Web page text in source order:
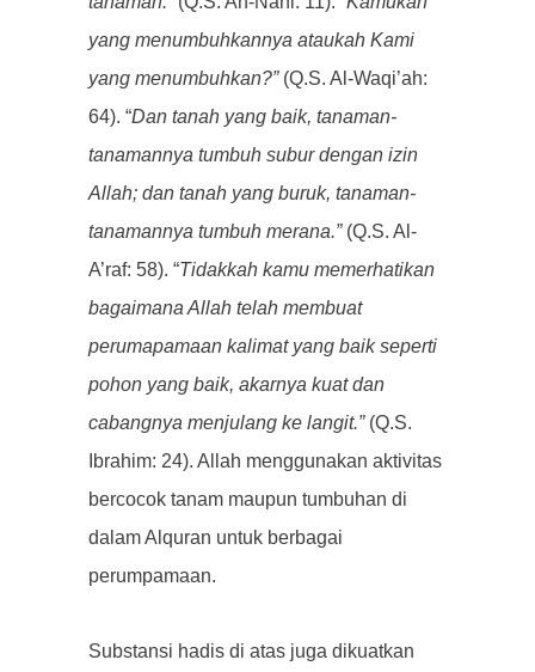
yang menumbuhkannya ataukah Kami
yang menumbuhkan?” (Q.S. Al-Waqi’ah:
64). “Dan tanah yang baik, tanaman-
tanamannya tumbuh subur dengan izin
Allah; dan tanah yang buruk, tanaman-
tanamannya tumbuh merana.”(Q.S. Al-
A’raf: 58). “Tidakkah kamu memerhatikan
bagaimana Allah telah membuat
perumapamaan kalimat yang baik seperti
pohon yang baik, akarnya kuat dan
cabangnya menjulang ke langit.”(Q.S.
Ibrahim: 24). Allah menggunakan aktivitas
bercocok tanam maupun tumbuhan di
dalam Alquran untuk berbagai
perumpamaan.
Substansi hadis di atas juga dikuatkan